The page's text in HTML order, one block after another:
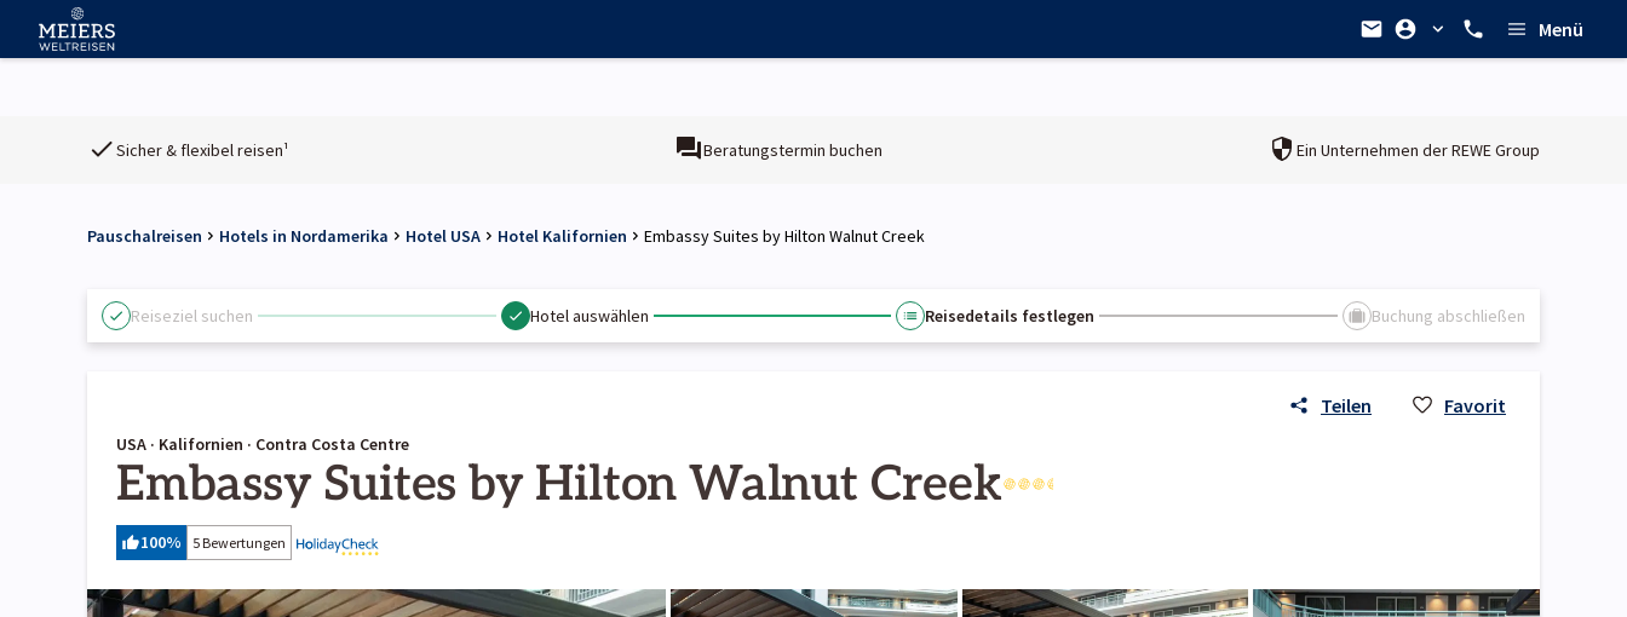
Menü
Sicher & flexibel reisen¹ Beratungstermin buchen Ein Unternehmen derREWE Group
Pauschalreisen Hotels in Nordamerika Hotel USA Hotel Kalifornien Embassy Suites by Hilton Walnut Creek
Reiseziel suchen Hotel auswählen Reisedetails festlegen Buchung abschließen
Teilen Favorit
USA · Kalifornien · Contra Costa Centre
Embassy Suites by Hilton Walnut Creek
100% 5 Bewertungen